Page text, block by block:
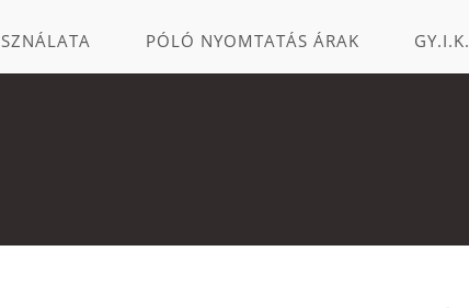
PÓLÓ NYOMTATÁS ÁRAK GY.I.K.